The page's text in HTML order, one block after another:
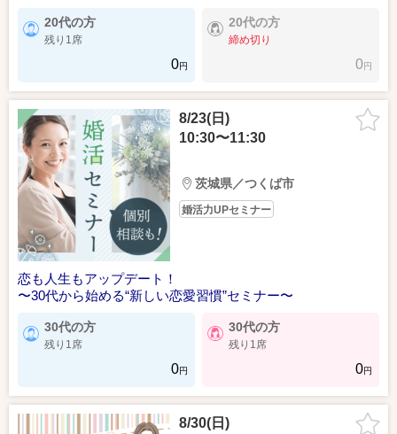
20代の方
残り1席
0円
20代の方
締め切り
0円
8/23(日)
10:30〜11:30
茨城県／つくば市
婚活力UPセミナー
恋も人生もアップデート！
〜30代から始める“新しい恋愛習慣”セミナー〜
30代の方
残り1席
0円
30代の方
残り1席
0円
8/30(日)